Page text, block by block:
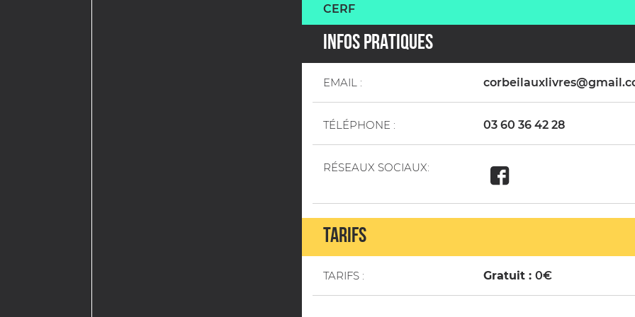
CERF
EMAIL :
TÉLÉPHONE : 03 60 36 42 28
RÉSEAUX SOCIAUX:
INFOS PRATIQUES
TARIFS : Gratuit : 0€
TARIFS